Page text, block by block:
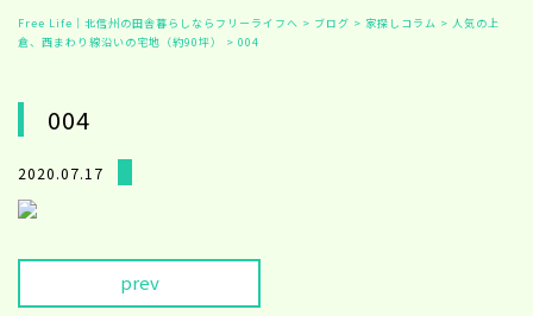
Free Life｜北信州の田舎暮らしならフリーライフへ > ブログ > 家探しコラム > 人気の上
倉、西まわり線沿いの宅地（約90坪）
> 004
004
2020.07.17
prev